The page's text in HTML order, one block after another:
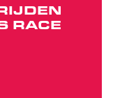
RACE